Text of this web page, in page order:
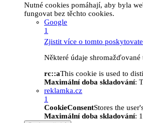
Nutné cookies pomáhají, aby byla
fungovat bez těchto cookies.
Google
1
Zjistit více o tomto
Některé údaje
rc::aThis cookie is used to
Maximální doba skladování:
reklamka.cz
1
CookieConsentStores the
Maximální doba skladování: